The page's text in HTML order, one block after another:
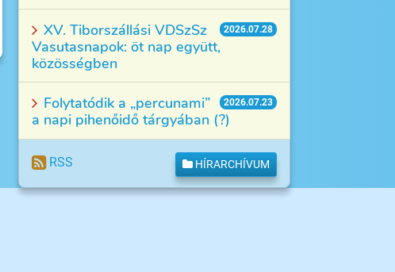
2026.07.28
XV. Tiborszállási VDSzSz
Vasutasnapok: öt nap együtt,
közösségben
2026.07.23
Folytatódik a „percunami”
a napi pihenőidő tárgyában (?)
RSS HÍRARCHÍVUM